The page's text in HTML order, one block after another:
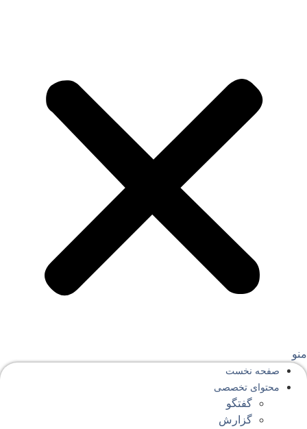
صفحه‌ نخست
محتوای‌ تخصصی
گفتگو
گزارش